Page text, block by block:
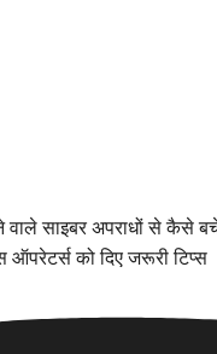
साइबर अपराधों से कैसे
को दिए जरूरी टिप्स